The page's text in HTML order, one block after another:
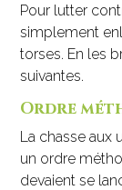
Pour lutter
simplement
torses. En les
suivantes.
Ordre
La chasse aux
un ordre
devaient se